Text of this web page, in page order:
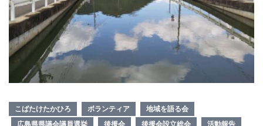
こばたけたかひろ ボランティア
地域を語る会
広島県県議会議員選挙
後援会 後援会設立総会
活動報告